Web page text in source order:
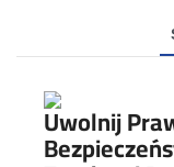
Uwolnij